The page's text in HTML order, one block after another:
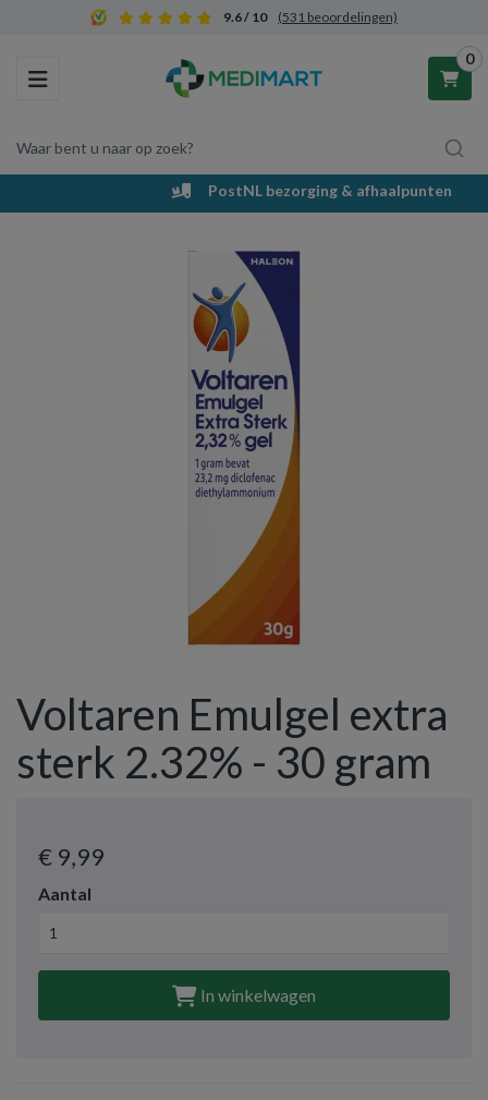
9.6 / 10 (531 beoordelingen)
Toggle navigation
Waar bent u naar op zoek?
0
Winkelwagen
Uw winkelwagen is leeg.
Vul hem met producten.
PostNL bezorging & afhaalpunten
Voltaren Emulgel extra
sterk 2.32% - 30 gram
€ 9,99
Aantal
In winkelwagen